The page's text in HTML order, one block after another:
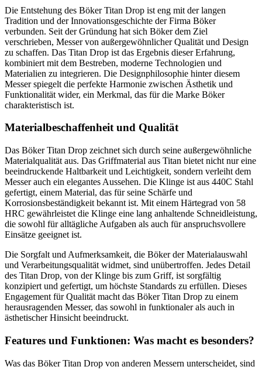
Die Entstehung des Böker Titan Drop ist eng mit der langen
Tradition und der Innovationsgeschichte der Firma Böker
verbunden. Seit der Gründung hat sich Böker dem Ziel
verschrieben, Messer von außergewöhnlicher Qualität und Design
zu schaffen. Das Titan Drop ist das Ergebnis dieser Erfahrung,
kombiniert mit dem Bestreben, moderne Technologien und
Materialien zu integrieren. Die Designphilosophie hinter diesem
Messer spiegelt die perfekte Harmonie zwischen Ästhetik und
Funktionalität wider, ein Merkmal, das für die Marke Böker
charakteristisch ist.
Materialbeschaffenheit und Qualität
Das Böker Titan Drop zeichnet sich durch seine außergewöhnliche
Materialqualität aus. Das Griffmaterial aus Titan bietet nicht nur eine
beeindruckende Haltbarkeit und Leichtigkeit, sondern verleiht dem
Messer auch ein elegantes Aussehen. Die Klinge ist aus 440C Stahl
gefertigt, einem Material, das für seine Schärfe und
Korrosionsbeständigkeit bekannt ist. Mit einem Härtegrad von 58
HRC gewährleistet die Klinge eine lang anhaltende Schneidleistung,
die sowohl für alltägliche Aufgaben als auch für anspruchsvollere
Einsätze geeignet ist.
Die Sorgfalt und Aufmerksamkeit, die Böker der Materialauswahl
und Verarbeitungsqualität widmet, sind unübertroffen. Jedes Detail
des Titan Drop, von der Klinge bis zum Griff, ist sorgfältig
konzipiert und gefertigt, um höchste Standards zu erfüllen. Dieses
Engagement für Qualität macht das Böker Titan Drop zu einem
herausragenden Messer, das sowohl in funktionaler als auch in
ästhetischer Hinsicht beeindruckt.
Features und Funktionen: Was macht es besonders?
Was das Böker Titan Drop von anderen Messern unterscheidet, sind